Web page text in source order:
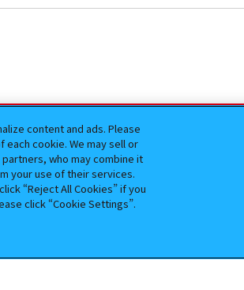
お店をカンタン検索
ガシャポン公式アカウント
content and ads. Please
cookie. We may sell or
who may combine it
your use of their services.
“Reject All Cookies” if you
click “Cookie Settings”.